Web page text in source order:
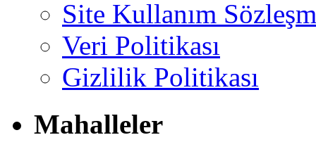
Site Kullanım
Veri Politikası
Gizlilik Politikası
Mahalleler